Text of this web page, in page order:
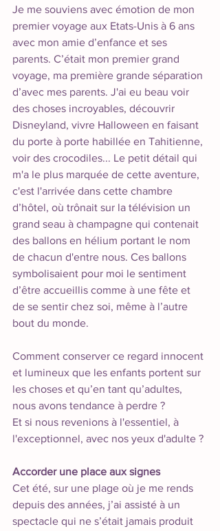
Je me souviens avec émotion de mon
premier voyage aux Etats-Unis à 6 ans
avec mon amie d’enfance et ses
parents. C’était mon premier grand
voyage, ma première grande séparation
d’avec mes parents. J'ai eu beau voir
des choses incroyables, découvrir
Disneyland, vivre Halloween en faisant
du porte à porte habillée en Tahitienne,
voir des crocodiles... Le petit détail qui
m'a le plus marquée de cette aventure,
c'est l'arrivée dans cette chambre
d’hôtel, où trônait sur la télévision un
grand seau à champagne qui contenait
des ballons en hélium portant le nom
de chacun d'entre nous. Ces ballons
symbolisaient pour moi le sentiment
d’être accueillis comme à une fête et
de se sentir chez soi, même à l’autre
bout du monde.
Comment conserver ce regard innocent
et lumineux que les enfants portent sur
les choses et qu’en tant qu’adultes,
nous avons tendance à perdre ?
Et si nous revenions à l'essentiel, à
l'exceptionnel, avec nos yeux d'adulte ?
Accorder une place aux signes
Cet été, sur une plage où je me rends
depuis des années, j’ai assisté à un
spectacle qui ne s’était jamais produit